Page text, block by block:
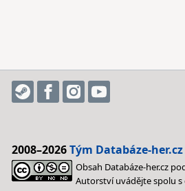
2008–2026Tým Databáze-her.cz
Obsah Databáze-her.cz
Autorství uvádějte spolu